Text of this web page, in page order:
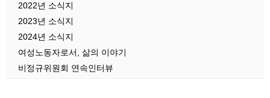
2022년 소식지
2023년 소식지
2024년 소식지
여성노동자로서, 삶의 이야기
비정규위원회 연속인터뷰